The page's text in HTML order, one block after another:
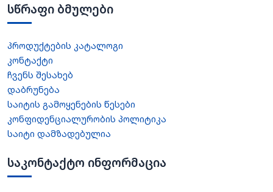
სწრაფი ბმულები
პროდუქტების კატალოგი
კონტაქტი
ჩვენს შესახებ
დაბრუნება
საიტის გამოყენების წესები
კონფიდენციალურობის პოლიტიკა
საიტი დამზადებულია
საკონტაქტო ინფორმაცია